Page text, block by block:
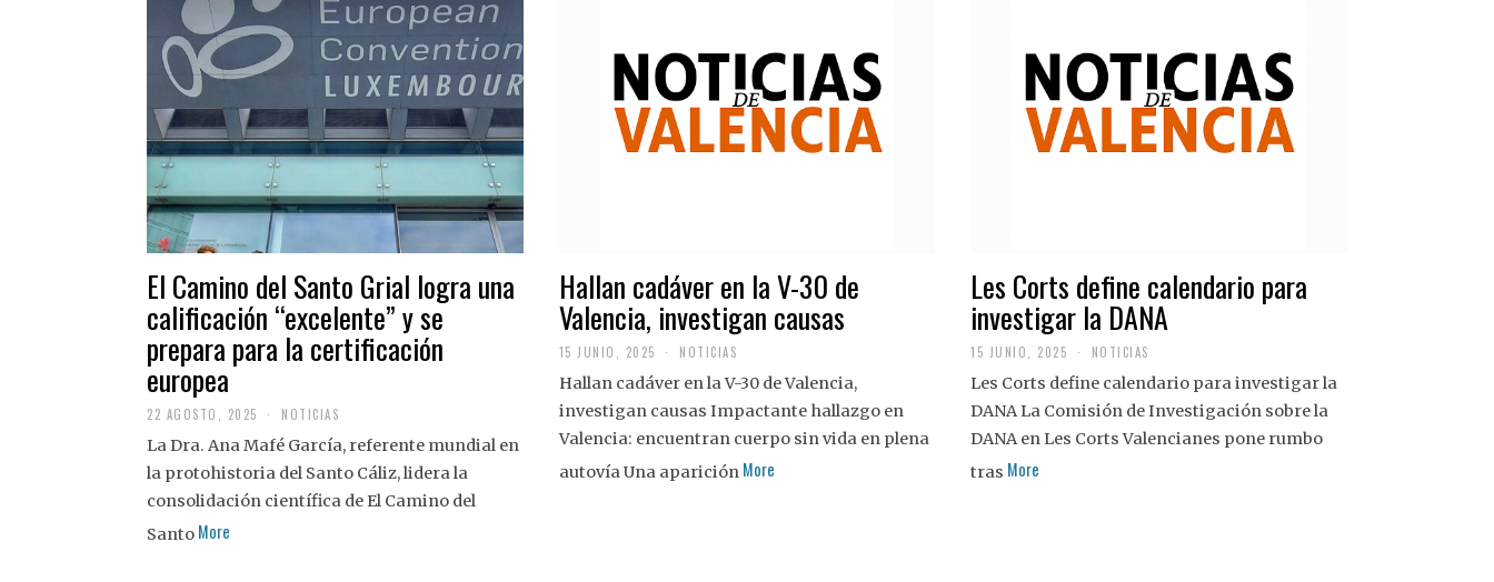
El Camino del Santo Grial logra una
calificación “excelente” y se
prepara para la certificación
europea
22 AGOSTO, 2025
A
G
O
S
NOTICIAS
La Dra. Ana Mafé García, referente mundial en
la protohistoria del Santo Cáliz, lidera la
consolidación científica de El Camino del
Santo More
Hallan cadáver en la V-30 de
Valencia, investigan causas
15 JUNIO, 2025 NOTICIAS
Hallan cadáver en la V-30 de Valencia,
investigan causas Impactante hallazgo en
Valencia: encuentran cuerpo sin vida en plena
autovía Una aparición More
Les Corts define calendario para
investigar la DANA
15 JUNIO, 2025 NOTICIAS
Les Corts define calendario para investigar la
DANA La Comisión de Investigación sobre la
DANA en Les Corts Valencianes pone rumbo
tras More